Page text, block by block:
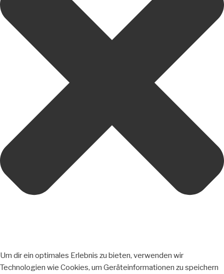
Um dir ein optimales Erlebnis zu bieten, verwenden wir
Technologien wie Cookies, um Geräteinformationen zu speichern